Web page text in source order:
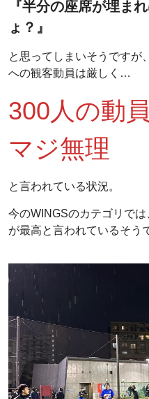
『半分の座席が埋ま
ょ？』
と思ってしまいそうですが
への観客動員は厳しく…
300人の動
マジ無理
と言われている状況。
今のWINGSのカテゴリで
が最高と言われているそう